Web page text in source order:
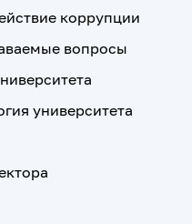
коррупции
вопросы
университета